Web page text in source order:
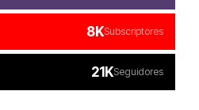
8KSubscriptores
21KSeguidores